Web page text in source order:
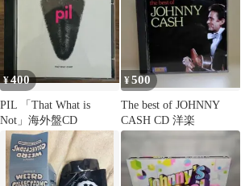
¥400
PIL 「That What is
Not」海外盤CD
¥500
The best of JOHNNY
CASH CD 洋楽